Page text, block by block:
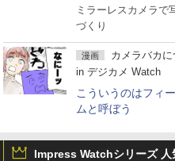
ミラーレスカメラで
づくり
漫画
カメラバカ
in デジカメ Watch
こういうのはフィ
ムと呼ぼう
Impress Watchシリーズ 人